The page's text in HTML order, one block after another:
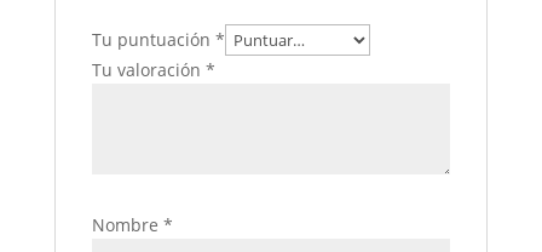
Tu puntuación *
Tu valoración *
Nombre *